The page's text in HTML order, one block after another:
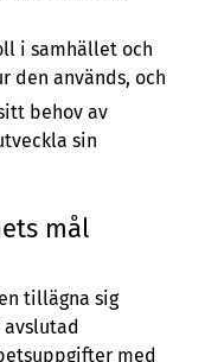
i samhället och
den används, och
behov av
sin
mål
tillägna sig
med